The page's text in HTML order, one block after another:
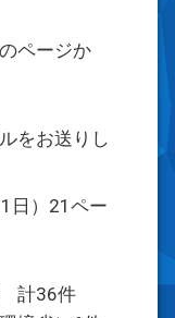
ページか
をお送りし
日）21ペー
計36件